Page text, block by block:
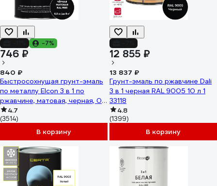
-7%
746 ₽
840 ₽
Быстросохнущая грунт-эмаль
по металлу Elcon 3 в 1 по
ржавчине, матовая, черная, 0.8
кг 00-00462298
4.7
(3514)
В корзину
12 855 ₽
13 837 ₽
Грунт-эмаль по ржавчине Dali
3 в 1 черная RAL 9005 10 л 1
33118
4.8
(1399)
В корзину